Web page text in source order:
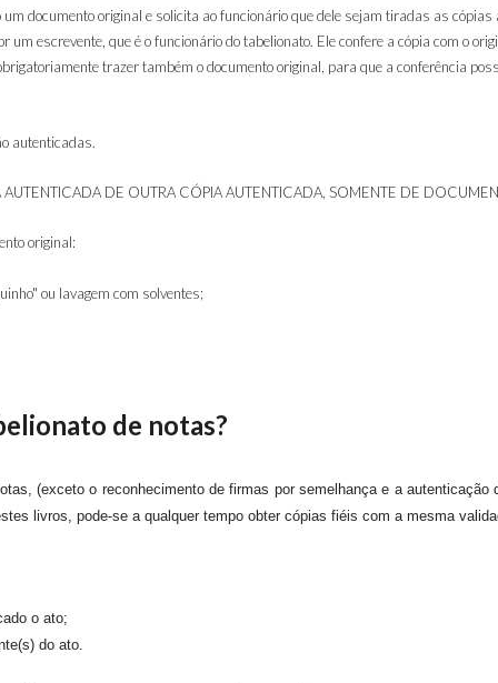
documento original e solicita ao funcionário que dele sejam tiradas as
um escrevente, que é o funcionário do tabelionato. Ele confere a cópia com o
trazer também o documento original, para que a conferência
autenticadas.
AUTENTICADA DE OUTRA CÓPIA AUTENTICADA, SOMENTE DE
original:
ou lavagem com solventes;
de notas?
(exceto o reconhecimento de firmas por semelhança e a
livros, pode-se a qualquer tempo obter cópias fiéis com a mesma
o ato;
do ato.